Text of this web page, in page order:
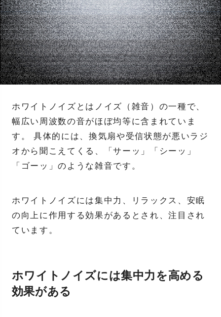
ホワイトノイズとはノイズ（雑音）の一種で、
幅広い周波数の音がほぼ均等に含まれていま
す。 具体的には、換気扇や受信状態が悪いラジ
オから聞こえてくる、「サーッ」「シーッ」
「ゴーッ」のような雑音です。
ホワイトノイズには集中力、リラックス、安眠
の向上に作用する効果があるとされ、注目され
ています。
ホワイトノイズには集中力を高める
効果がある